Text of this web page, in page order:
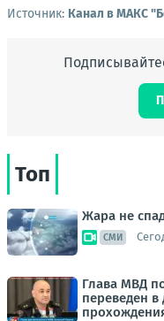
Источник: Канал в МАКС
Топ
Жара не
СМИ
Глава МВД
переведен в